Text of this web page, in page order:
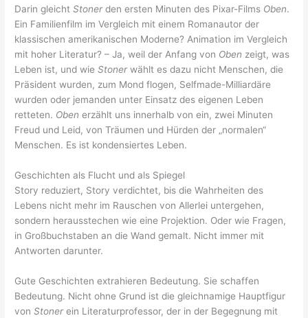
Darin gleichtStonerden ersten Minuten des Pixar-Films Oben.
Ein Familienfilm im Vergleich mit einem Romanautor der
klassischen amerikanischen Moderne? Animation im Vergleich
mit hoher Literatur? – Ja, weil der Anfang von Oben zeigt, was
Leben ist, und wieStonerwählt es dazu nicht Menschen, die
Präsident wurden, zum Mond flogen, Selfmade-Milliardäre
wurden oder jemanden unter Einsatz des eigenen Leben
retteten. Oben erzählt uns innerhalb von ein, zwei Minuten
Freud und Leid, von Träumen und Hürden der „normalen“
Menschen. Es ist kondensiertes Leben.
Geschichten als Flucht und als Spiegel
Story reduziert, Story verdichtet, bis die Wahrheiten des
Lebens nicht mehr im Rauschen von Allerlei untergehen,
sondern herausstechen wie eine Projektion. Oder wie Fragen,
in Großbuchstaben an die Wand gemalt. Nicht immer mit
Antworten darunter.
Gute Geschichten extrahieren Bedeutung. Sie schaffen
Bedeutung. Nicht ohne Grund ist die gleichnamige Hauptfigur
vonStonerein Literaturprofessor, der in der Begegnung mit